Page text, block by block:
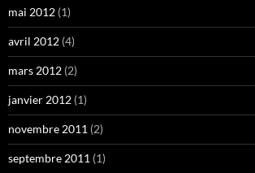
mai 2012 (1)
avril 2012 (4)
mars 2012 (2)
janvier 2012 (1)
novembre 2011 (2)
septembre 2011 (1)